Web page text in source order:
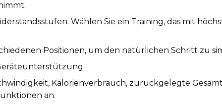
Wählen Sie ein Training, das mit
Positionen, um den natürlichen Schritt zu
Kalorienverbrauch, zurückgelegte
an.